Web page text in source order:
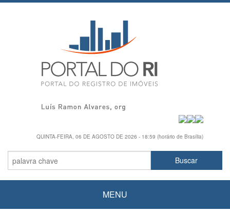
QUINTA-FEIRA, 06 DE AGOSTO DE 2026 - 18:59 (horário de Brasília)
MENU